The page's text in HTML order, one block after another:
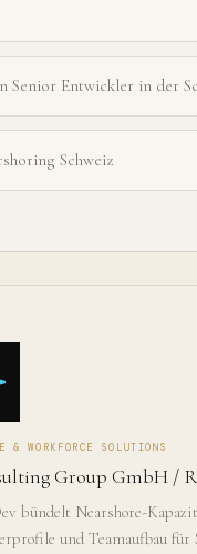
Senior Entwickler in der
Schweiz
& WORKFORCE SOLUTIONS
Group GmbH /
bündelt Nearshore-
und Teamaufbau für